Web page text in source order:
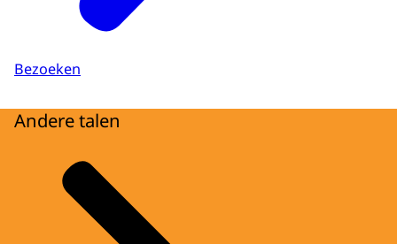
Bezoeken
Andere talen